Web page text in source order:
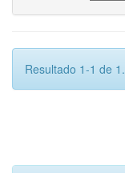
Resultado 1-1 de 1.